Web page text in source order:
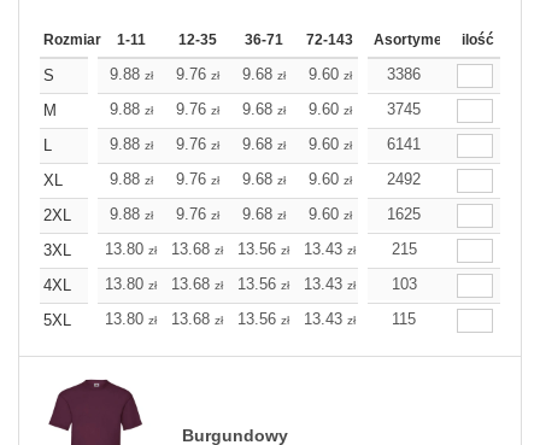
Rozmiar 1-11 12-35 36-71 72-143 144-287 288 Dodaj
Asortyment ilość
S 9.88 zł 9.76 zł 9.68 zł 9.60 zł 9.52zł
3386
M
9.88 zł 9.76 zł 9.68 zł 9.60 zł 9.52zł
3745
L
9.88 zł 9.76 zł 9.68 zł 9.60 zł 9.52zł
6141
XL
9.88 zł 9.76 zł 9.68 zł 9.60 zł 9.52zł
2492
2XL
9.88 zł 9.76 zł 9.68 zł 9.60 zł 9.52zł
1625
3XL
13.80 zł 13.68 zł 13.56 zł 13.43 zł 13.31zł
215
4XL
13.80 zł 13.68 zł 13.56 zł 13.43 zł 13.31zł
103
5XL
13.80 zł 13.68 zł 13.56 zł 13.43 zł 13.31zł
115
Burgundowy